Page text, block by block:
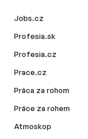
Jobs.cz
Profesia.sk
Profesia.cz
Prace.cz
Práca za rohom
Práce za rohem
Atmoskop